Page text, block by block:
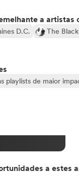
a artistas
D.C. The
playlists de maior
a estes